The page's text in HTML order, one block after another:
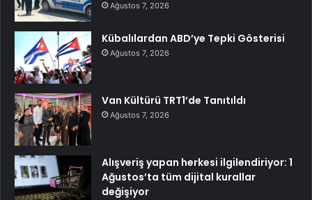
Ağustos 7, 2026
Kübalılardan ABD’ye Tepki Gösterisi
Ağustos 7, 2026
Van Kültürü TRT1’de Tanıtıldı
Ağustos 7, 2026
Alışveriş yapan herkesi ilgilendiriyor: 1
Ağustos’ta tüm dijital kurallar
değişiyor